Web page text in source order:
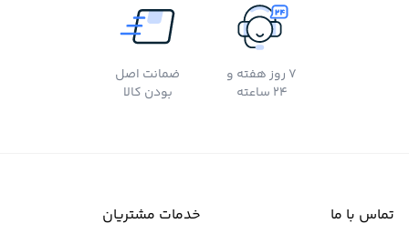
7 روز هفته و
24 ساعته
ضمانت اصل
بودن کالا
تماس با ما خدمات مشتریان